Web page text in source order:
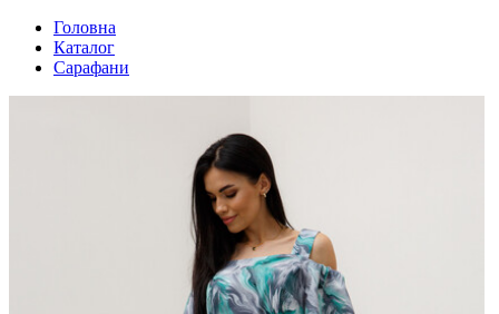
Головна
Каталог
Сарафани